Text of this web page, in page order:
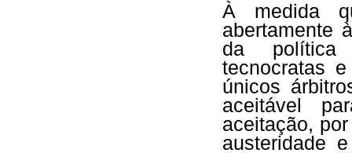
À medida
abertamente
da política
tecnocratas
únicos
aceitável
aceitação,
austeridade